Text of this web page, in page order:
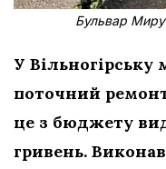
Бульвар
У
поточний
це з бюджету
гривень.